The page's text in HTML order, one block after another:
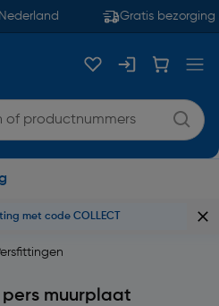
Gratis bezorging
met code COLLECT
pers muurplaat